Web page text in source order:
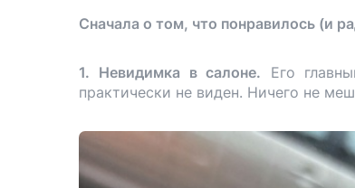
Сначала о том, что понравилось (и
1. Невидимка в салоне. Его
практически не виден. Ничего не